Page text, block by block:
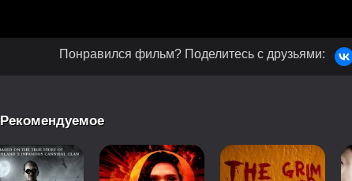
Понравился фильм? Поделитесь с друзьями:
Рекомендуемое